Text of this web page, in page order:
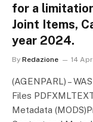
for a
Joint Items,
year 2024.
By Redazione 14
(AGENPARL) –
Files
Metadata